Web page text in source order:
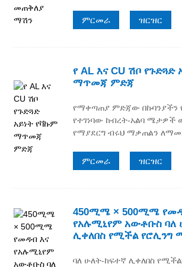
ምርመራ ዝርዝር
የ AL እና CU ሽቦ የጉድጓድ
ማጥመጃ ምድጃ
የማቀጣጠያ ምድጃው በኩባንያችን
የተገነባው ከብረት-አልባ ሜታዎች
የማያደርግ ብሩህ ማቃጠልን
ምርመራ ዝርዝር
450ሚሜ × 500ሚሜ
የአሉሚኒየም አውቶቡስ ባለ
ሊቀለበስ የሚችል የሮሊንግ
ባለ ሁለት-ከፍተኛ ሊቀለበስ